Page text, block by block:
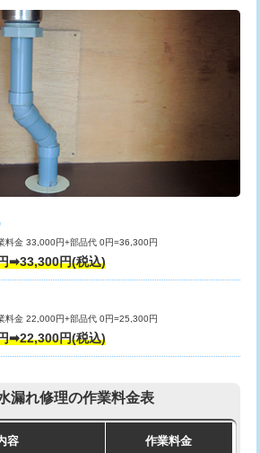
ング鋼管・銅
/3ｍ超え)
・埋め戻し作
11,000円~
事/3ｍまで） 55,000円
水管工事/3ｍ超
埋め戻し作業）
未満）
上）
さ10㎝まで）
3m超え
33,000円
8,800円
処理・清掃・修
など（軽作業）
11,000円
処理・清掃・修
など（中作業）
処理・清掃・修
など（重作業）
33,000円
料金 33,000円+部品代 0円=36,300円
➡33,300円(税込)
料金 22,000円+部品代 0円=25,300円
➡22,300円(税込)
漏れ修理の作業料金表
容 作業料金